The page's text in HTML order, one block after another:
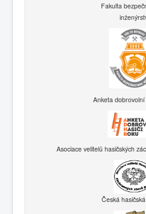
Fakulta
Anketa
Asociace velitelů hasičských
Česká